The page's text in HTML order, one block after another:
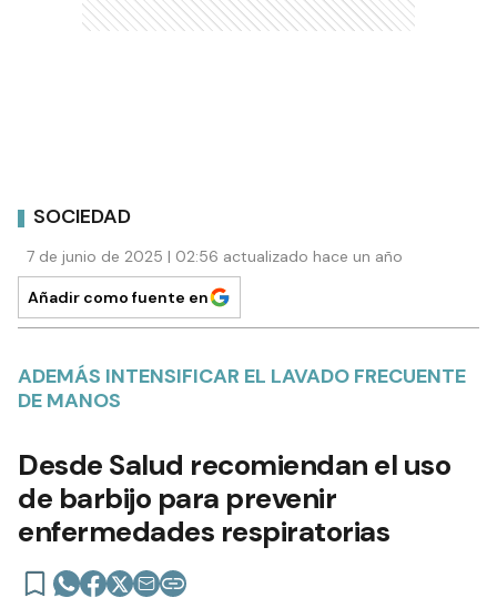
SOCIEDAD
7 de junio de 2025 | 02:56 actualizado hace un año
Añadir como fuente en
ADEMÁS INTENSIFICAR EL LAVADO FRECUENTE
DE MANOS
Desde Salud recomiendan el uso
de barbijo para prevenir
enfermedades respiratorias